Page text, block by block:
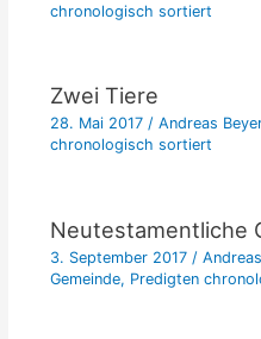
chronologisch sortiert
Zwei Tiere
28. Mai 2017 / Andreas Beyer
chronologisch sortiert
Neutestamentliche
3. September 2017 /
Gemeinde, Predigten